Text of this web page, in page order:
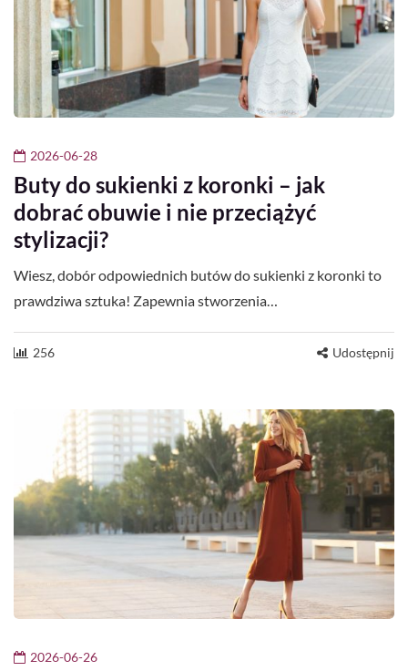
2026-06-28
Buty do sukienki z koronki – jak
dobrać obuwie i nie przeciążyć
stylizacji?
Wiesz, dobór odpowiednich butów do sukienki z koronki to
prawdziwa sztuka! Zapewnia stworzenia…
256 Udostępnij
2026-06-26